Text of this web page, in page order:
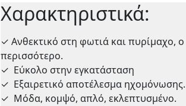
Χαρακτηριστικά:
✓ Ανθεκτικό στη φωτιά και πυρίμαχο,
περισσότερο.
✓ Εύκολο στην εγκατάσταση
✓ Εξαιρετικό αποτέλεσμα ηχομόνωσης.
✓ Μόδα, κομψό, απλό, εκλεπτυσμένο.